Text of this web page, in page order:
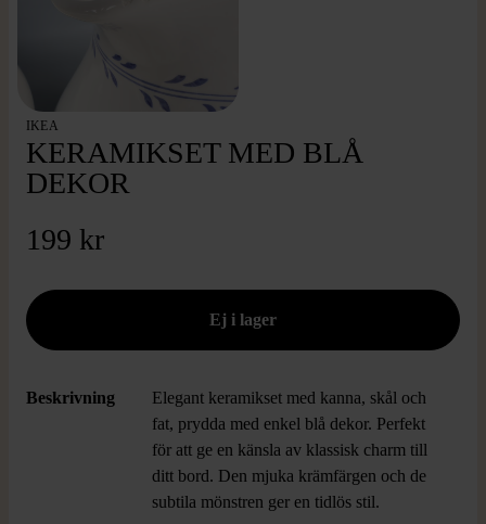
IKEA
KERAMIKSET MED BLÅ
DEKOR
199 kr
Beskrivning
Elegant keramikset med kanna, skål och
fat, prydda med enkel blå dekor. Perfekt
för att ge en känsla av klassisk charm till
ditt bord. Den mjuka krämfärgen och de
subtila mönstren ger en tidlös stil.